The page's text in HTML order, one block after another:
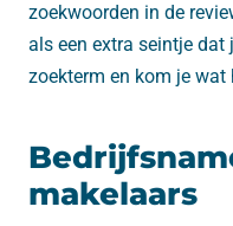
zoekwoorden in de
als een extra seintje dat
zoekterm en kom je wat
makelaars